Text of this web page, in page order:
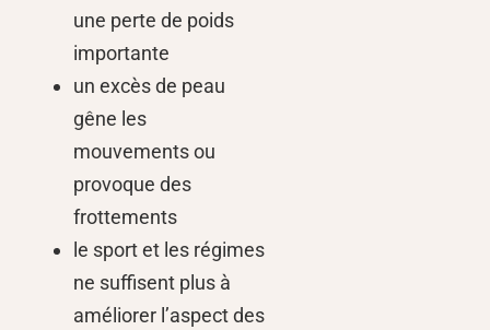
une perte de poids
importante
un excès de peau
gêne les
mouvements ou
provoque des
frottements
le sport et les régimes
ne suffisent plus à
améliorer l’aspect des